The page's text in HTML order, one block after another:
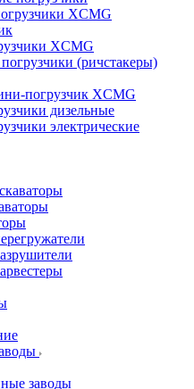
XCMG
XCMG
(ричстакеры)
погрузчик XCMG
дизельные
электрические
заводы